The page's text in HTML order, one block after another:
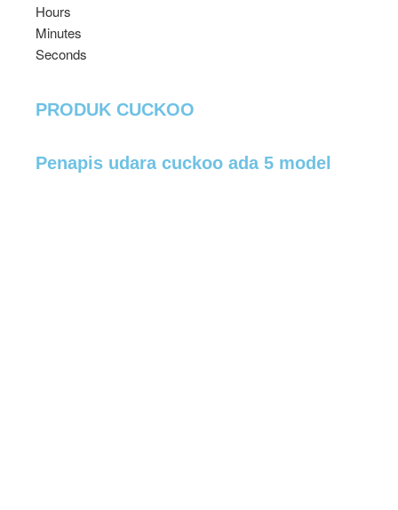
Hours
Minutes
Seconds
PRODUK CUCKOO
Penapis udara cuckoo ada 5 model